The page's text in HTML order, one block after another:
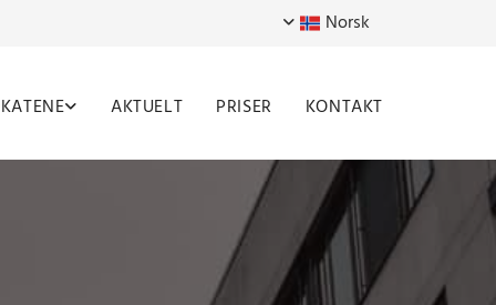
Norsk
AKTUELT PRISER KONTAKT